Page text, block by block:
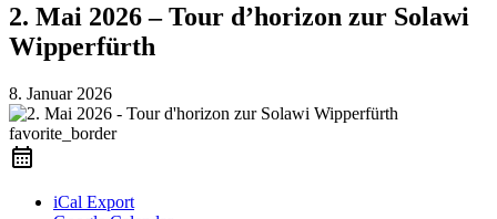
2. Mai 2026 – Tour d’horizon zur Solawi
Wipperfürth
8. Januar 2026
favorite_border
iCal Export